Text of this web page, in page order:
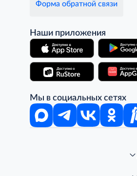
Форма обратной связи
Наши приложения
Мы в социальных сетях
Стань клиентом METRO